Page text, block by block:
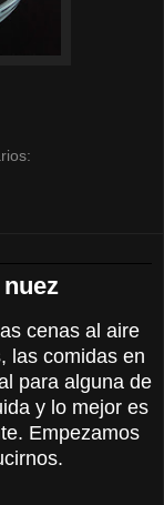
cenas al aire
las comidas en
para alguna de
y lo mejor es
Empezamos